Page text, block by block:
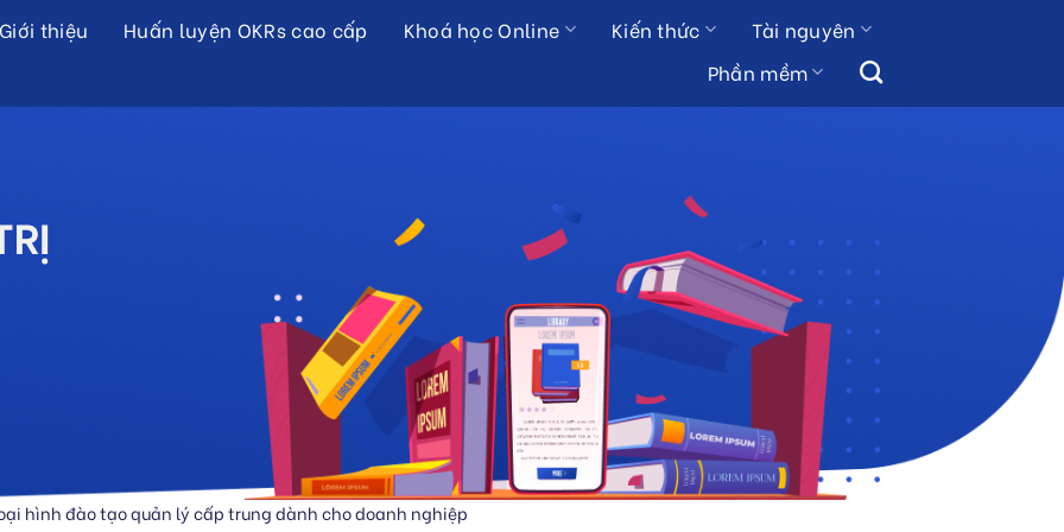
Giới thiệu Huấn luyện OKRs cao cấp Khoá học Online Kiến thức
Tài nguyên
Phần mềm
hình đào tạo quản lý cấp trung dành cho doanh nghiệp